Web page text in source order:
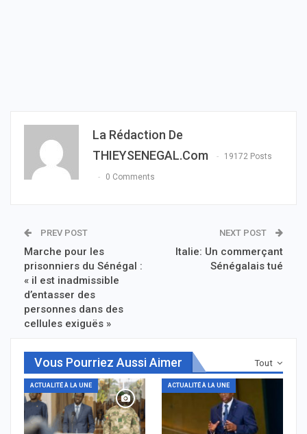
La Rédaction De
THIEYSENEGAL.com
19172 Posts
0 Comments
PREV POST
Marche pour les
prisonniers du Sénégal :
« il est inadmissible
d’entasser des
personnes dans des
cellules exiguës »
NEXT POST
Italie: Un commerçant
Sénégalais tué
Tout
Vous Pourriez Aussi Aimer
ACTUALITÉ À LA UNE ACTUALITÉ À LA UNE